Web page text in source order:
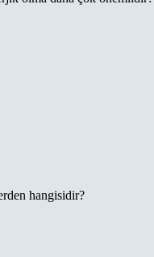
hangisidir?